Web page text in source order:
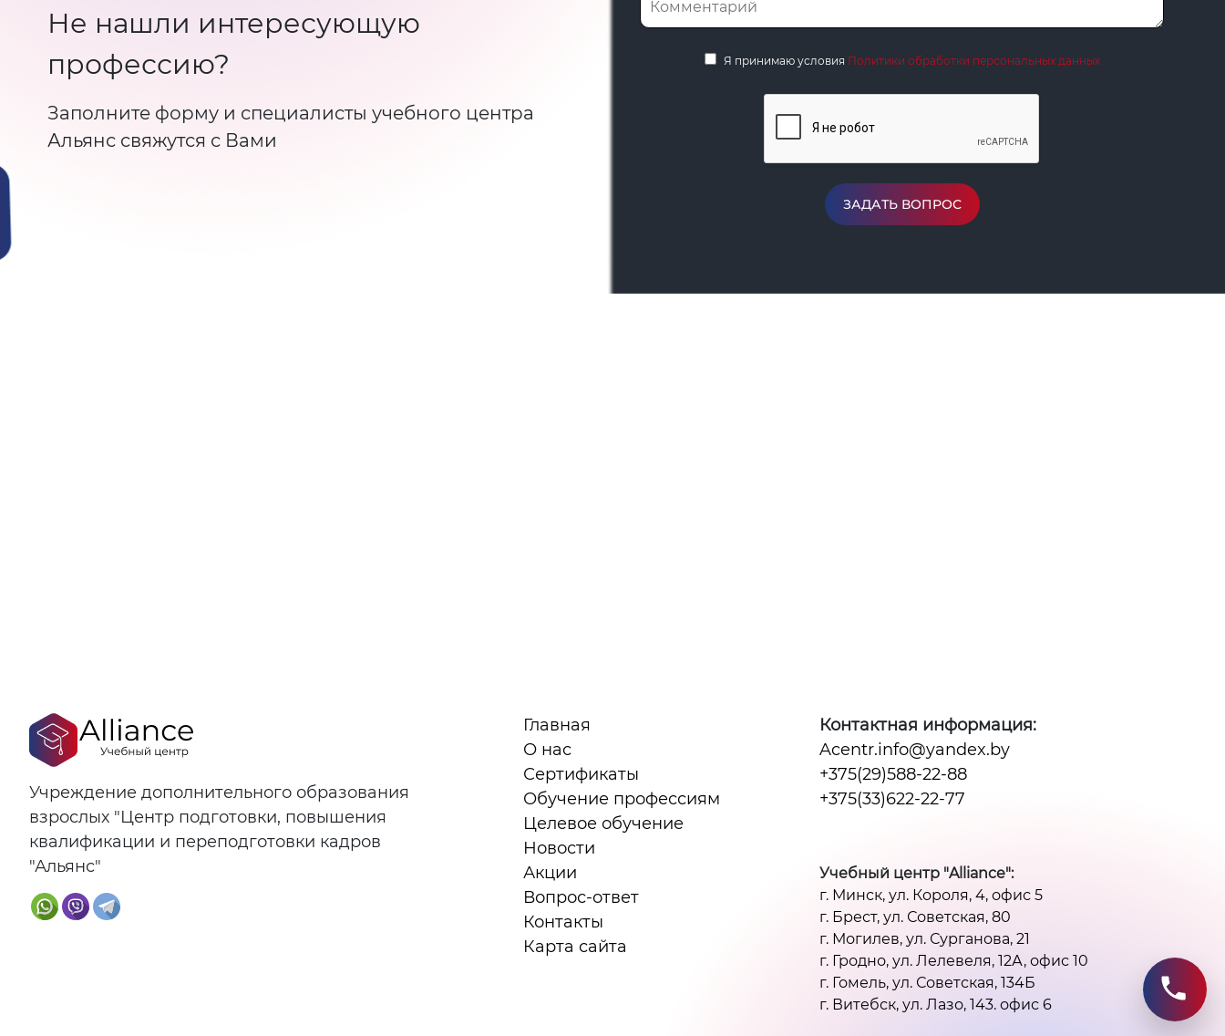
Не нашли интересующую
профессию?
Заполните форму и специалисты учебного центра
Альянс свяжутся с Вами
Я принимаю условия Политики обработки персональных данных
ЗАДАТЬ ВОПРОС
Учреждение дополнительного образования
взрослых "Центр подготовки, повышения
квалификации и переподготовки кадров
"Альянс"
Главная
О нас
Сертификаты
Обучение профессиям
Целевое обучение
Новости
Акции
Вопрос-ответ
Контакты
Карта сайта
Контактная информация:
Acentr.info@yandex.by
+375(29)588-22-88
+375(33)622-22-77
Учебный центр "Alliance":
г. Минск, ул. Короля, 4, офис 5
г. Брест, ул. Советская, 80
г. Могилев, ул. Сурганова, 21
г. Гродно, ул. Лелевеля, 12А, офис 10
г. Гомель, ул. Советская, 134Б
г. Витебск, ул. Лазо, 143. офис 6